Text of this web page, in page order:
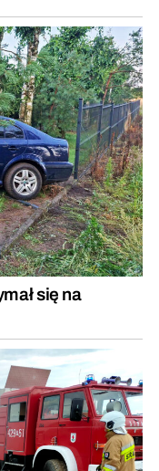
się na